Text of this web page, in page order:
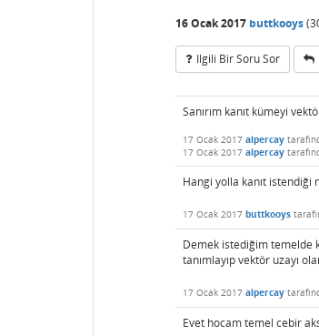
16 Ocak 2017 buttkooys(
Ilgili Bir Soru Sor
Sanırım kanıt kümeyi
17 Ocak 2017 alpercay
17 Ocak 2017 alpercay
Hangi yolla kanıt istendiği
17 Ocak 2017 buttkooys
Demek istediğim temelde
tanımlayıp vektör uzayı
17 Ocak 2017 alpercay
Evet hocam temel cebir